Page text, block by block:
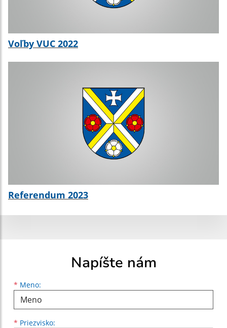
Voľby VUC 2022
Referendum 2023
Napíšte nám
* Meno:
Meno
* Priezvisko:
Priezvisko
E-mailová adresa